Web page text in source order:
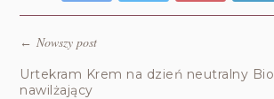
←Nowszy post
Urtekram Krem na dzień neutralny Bio
nawilżający